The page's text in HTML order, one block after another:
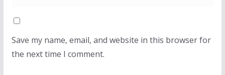
Save my name, email, and website in this browser for
the next time I comment.